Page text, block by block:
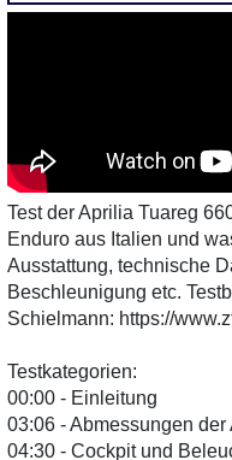
Test der Aprilia Tuareg
Enduro aus Italien und
Ausstattung, technische
Beschleunigung etc.
Schielmann: https://
Testkategorien:
00:00 - Einleitung
03:06 - Abmessungen
04:30 - Cockpit und